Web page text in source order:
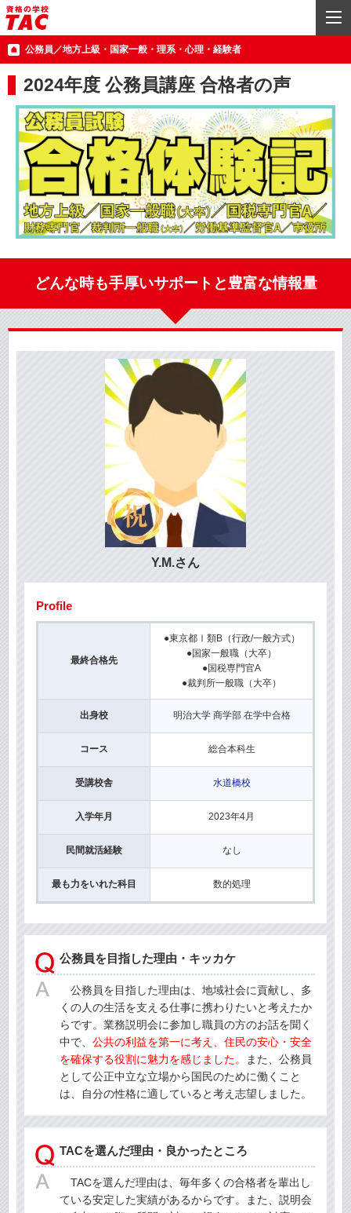
公務員／地方上級・国家一般・理系・心理・経験者
2024年度 公務員講座 合格者の声
どんな時も手厚いサポートと豊富な情報量
Y.M.さん
Profile
最終合格先
●東京都Ⅰ類B（行政/一般方式）
●国家一般職（大卒）
●国税専門官A
●裁判所一般職（大卒）
出身校 明治大学 商学部 在学中合格
コース 総合本科生
受講校舎 水道橋校
入学年月 2023年4月
民間就活経験 なし
最も力をいれた科目 数的処理
公務員を目指した理由・キッカケ
公務員を目指した理由は、地域社会に貢献し、多
くの人の生活を支える仕事に携わりたいと考えたか
らです。業務説明会に参加し職員の方のお話を聞く
中で、 公共の利益を第一に考え、住民の安心・安全
を確保する役割に魅力を感じました。
また、公務員
として公正中立な立場から国民のために働くこと
は、自分の性格に適していると考え志望しました。
TACを選んだ理由・良かったところ
TACを選んだ理由は、毎年多くの合格者を輩出し
ている安定した実績があるからです。また、説明会